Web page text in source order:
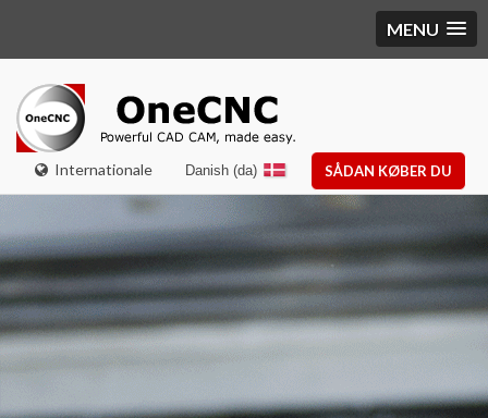
MENU
Internationale SÅDAN KØBER DU
Danish (da)